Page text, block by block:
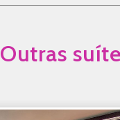
Outras